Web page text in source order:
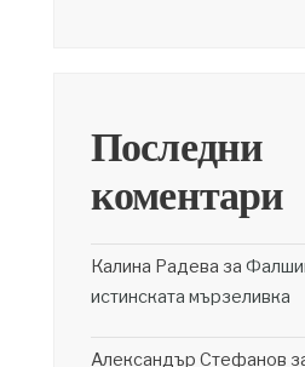
Последни
коментари
Калина Радева за
истинската мързеливка
Александър Стефанов